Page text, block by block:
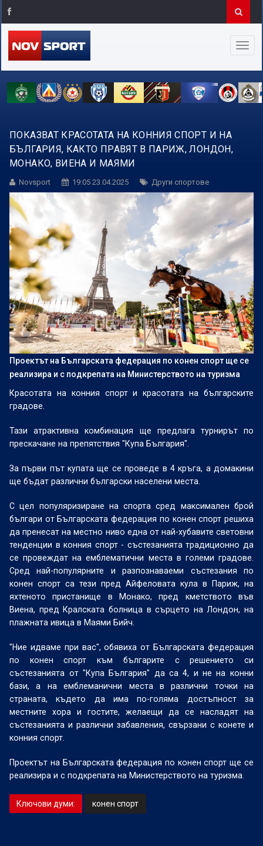
ПОКАЗВАТ КРАСОТАТА НА КОННИЯ СПОРТ И НА
БЪЛГАРИЯ, КАКТО ПРАВЯТ В ПАРИЖ, ЛОНДОН,
МОНАКО, ВИЕНА И МАЯМИ
Novsport 19:05 23.04.2025 Други спортове
Проектът на Българската федерация по конен спорт ще се
реализира и с подкрепата на Министерството на туризма
Красотата на конния спорт и красотата на българските
градове.
Тази атрактивна комбинация ще предлага турнирът по
прескачане на препятствия "Купа България".
За първи път купата ще се проведе в 4 кръга, а домакини
ще бъдат различни български населени места.
С цел популяризиране на спорта сред максимален брой
българи от Българската федерация по конен спорт решиха
да пренесат на местно ниво една от най-хубавите световни
тенденции в конния спорт - състезанията традиционно да
се провеждат на емблематични места в големи градове.
Сред най-популярните и разпознаваеми състезания по
конен спорт са тези пред Айфеловата кула в Париж, на
яхтеното пристанище в Монако, пред кметството във
Виена, пред Кралската болница в сърцето на Лондон, на
плажната ивица в Маями Бийч.
"Ние идваме при вас", обявиха от Българската федерация
по конен спорт към българите с решението си
състезанията от "Купа България" да са 4, и не на конни
бази, а на емблеманични места в различни точки на
страната, където да има по-голяма достъпност за
местните хора и гостите, желаещи да се насладят на
състезанията и различни забавления, свързани с конете и
конния спорт.
Проектът на Българската федерация по конен спорт ще се
реализира и с подкрепата на Министерството на туризма.
Ключови думи: конен спорт